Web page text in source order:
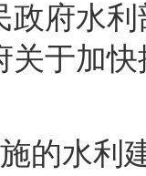
政府水
关于加
的水利